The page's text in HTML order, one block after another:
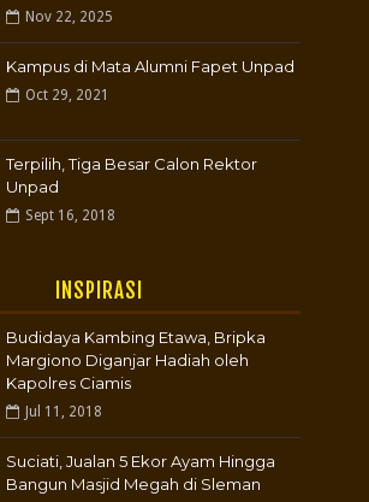
Nov 22, 2025
Kampus di Mata Alumni Fapet Unpad
Oct 29, 2021
Terpilih, Tiga Besar Calon Rektor
Unpad
Sept 16, 2018
INSPIRASI
Budidaya Kambing Etawa, Bripka
Margiono Diganjar Hadiah oleh
Kapolres Ciamis
Jul 11, 2018
Suciati, Jualan 5 Ekor Ayam Hingga
Bangun Masjid Megah di Sleman